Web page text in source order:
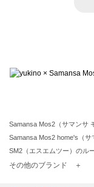
Samansa Mos2（サマンサ
Samansa Mos2 home's（
SM2（エスエムツー）のル
TSUHARU by Samansa
その他のブランド ＋